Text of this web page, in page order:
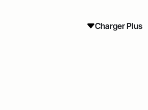
Charger Plus